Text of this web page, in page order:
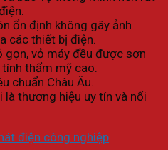
ổn định không gây ảnh
các thiết bị điện.
gọn, vỏ máy đều được sơn
thẩm mỹ cao.
chuẩn Châu Âu.
là thương hiệu uy tín và nổi